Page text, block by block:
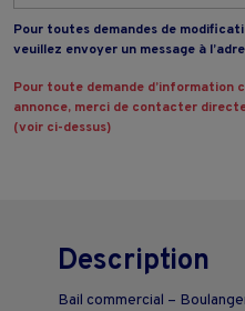
Pour toutes demandes de
veuillez envoyer un message à
Pour toute demande
annonce, merci de contacter
(voir ci-dessus)
Description
Bail commercial –